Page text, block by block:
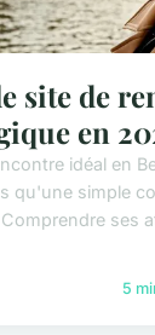
site de
en
idéal en
qu'une simple
ses
5